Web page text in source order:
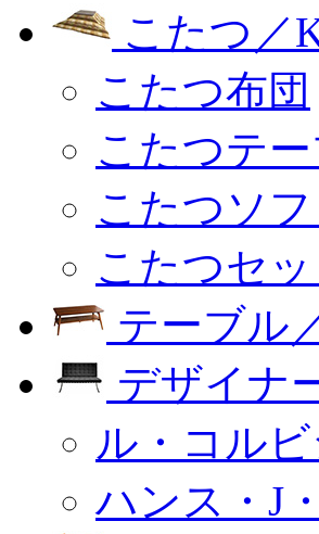
こたつ／
こたつ布団
こたつテ
こたつソフ
こたつセッ
テーブル
デザイナ
ル・コルビ
ハンス・J